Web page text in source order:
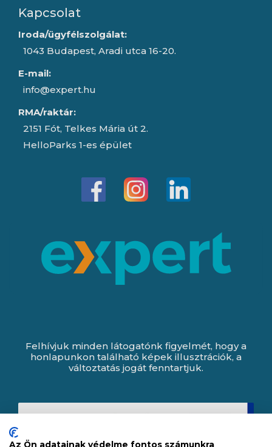
Kapcsolat
Iroda/ügyfélszolgálat:
1043 Budapest, Aradi utca 16-20.
E-mail:
info@expert.hu
RMA/raktár:
2151 Fót, Telkes Mária út 2.
HelloParks 1-es épület
Felhívjuk minden látogatónk figyelmét, hogy a
honlapunkon található képek illusztrációk, a
változtatás jogát fenntartjuk.
Az Ön adatainak védelme fontos számunkra